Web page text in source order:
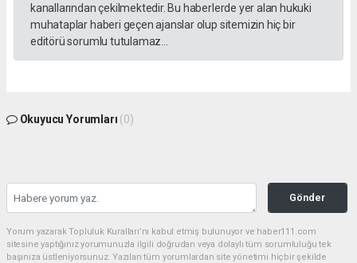
kanallarından çekilmektedir. Bu haberlerde yer alan hukuki
muhataplar haberi geçen ajanslar olup sitemizin hiç bir
editörü sorumlu tutulamaz...
Okuyucu Yorumları (0)
Gönder
Yorum yazarak Topluluk Kuralları’nı kabul etmiş bulunuyor ve haber111.com
sitesine yaptığınız yorumunuzla ilgili doğrudan veya dolaylı tüm sorumluluğu tek
başınıza üstleniyorsunuz. Yazılan tüm yorumlardan site yönetimi hiçbir şekilde